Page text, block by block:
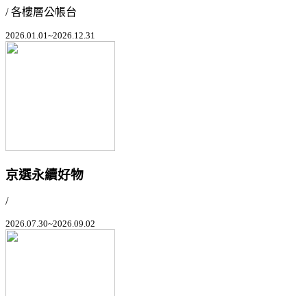
/ 各樓層公帳台
2026.01.01~2026.12.31
京選永續好物
/
2026.07.30~2026.09.02